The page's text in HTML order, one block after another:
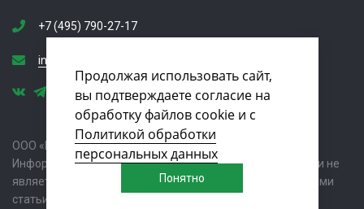
Продолжая использовать сайт,
вы подтверждаете согласие на
обработку файлов cookie и с
Политикой обработки
персональных данных
Понятно
+7 (495) 790-27-17
info@tehnoplit.ru
ООО «Компания ТЕХНОПЛИТ» © 2005 - 2026
Информация на сайте носит ознакомительный характер и не
является публичной офертой, определяемой положениями
статьи 437 Гражданского кодекса РФ